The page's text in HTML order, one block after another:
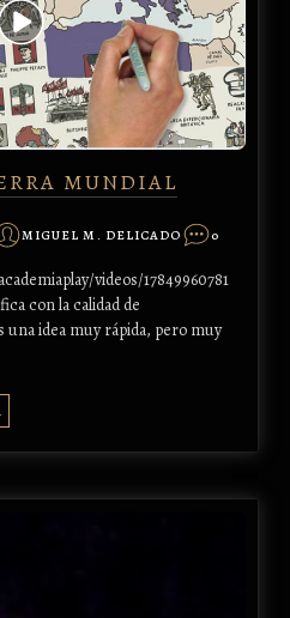
MUNDIAL
MIGUEL M. DELICADO 0
videos/17849960781
con la calidad de
una idea muy rápida, pero muy